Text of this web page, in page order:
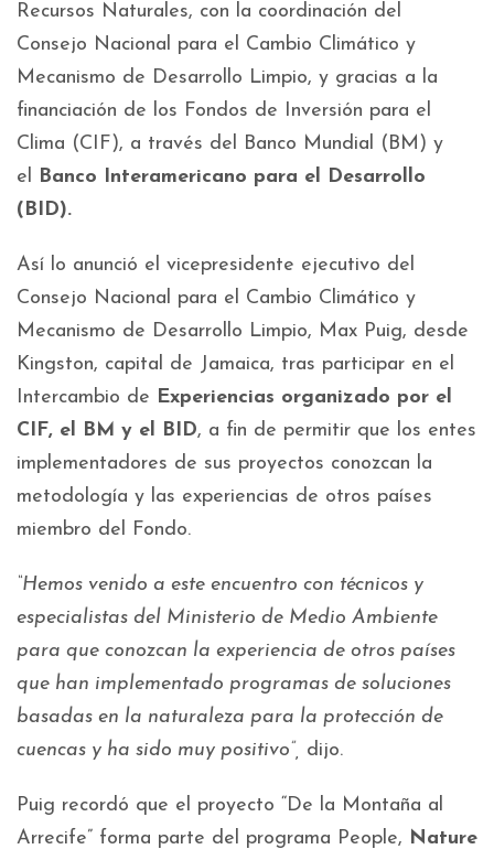
Recursos Naturales, con la coordinación del
Consejo Nacional para el Cambio Climático y
Mecanismo de Desarrollo Limpio, y gracias a la
financiación de los Fondos de Inversión para el
Clima (CIF), a través del Banco Mundial (BM) y
el Banco Interamericano para el Desarrollo
(BID).
Así lo anunció el vicepresidente ejecutivo del
Consejo Nacional para el Cambio Climático y
Mecanismo de Desarrollo Limpio, Max Puig, desde
Kingston, capital de Jamaica, tras participar en el
Intercambio de Experiencias organizado por el
CIF, el BM y el BID, a fin de permitir que los entes
implementadores de sus proyectos conozcan la
metodología y las experiencias de otros países
miembro del Fondo.
“Hemos venido a este encuentro con técnicos y
especialistas del Ministerio de Medio Ambiente
para que conozcan la experiencia de otros países
que han implementado programas de soluciones
basadas en la naturaleza para la protección de
cuencas y ha sido muy positivo”, dijo.
Puig recordó que el proyecto “De la Montaña al
Arrecife” forma parte del programa People, Nature